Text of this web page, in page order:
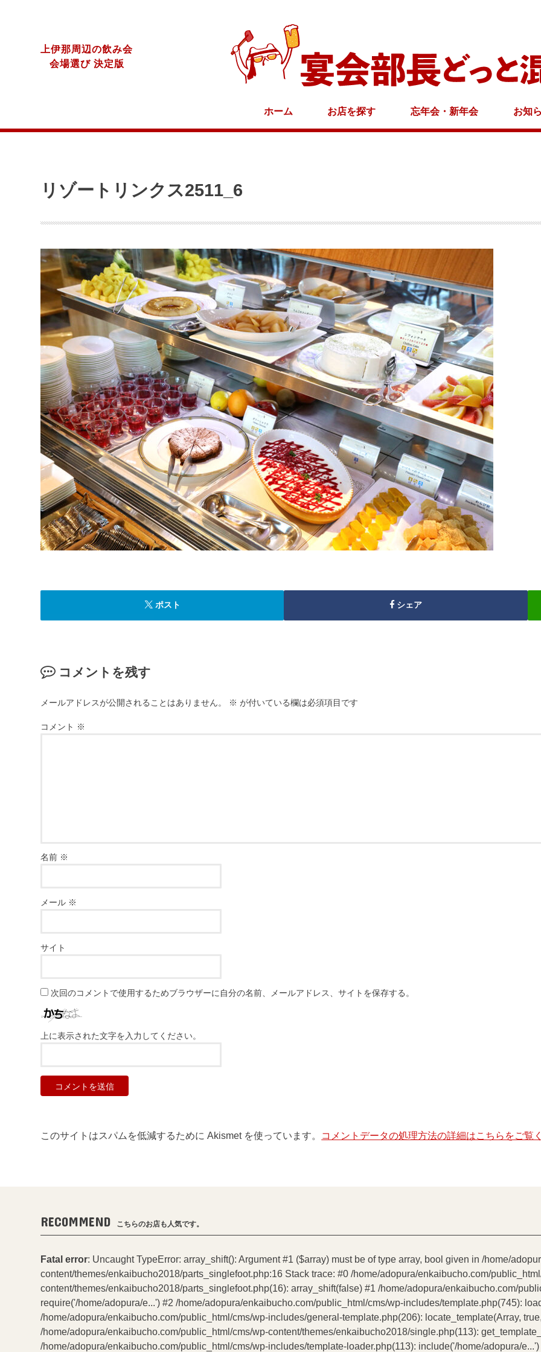
上伊那周辺の飲み会
会場選び 決定版
ホーム お店を探す 忘年会・新年会 お知
リゾートリンクス2511_6
ポスト シェア
コメントを残す
メールアドレスが公開されることはありません。 ※ が付いている欄は必須項目です
コメント ※
名前 ※
メール ※
サイト
次回のコメントで使用するためブラウザーに自分の名前、メールアドレス、サイトを保存する。
上に表示された文字を入力してください。
このサイトはスパムを低減するために Akismet を使っています。 コメントデータの処理方法の詳細はこちらをご覧
RECOMMEND こちらのお店も人気です。
Fatal error: Uncaught TypeError: array_shift(): Argument #1 ($array) must be of type array, bool given in /home/
content/themes/enkaibucho2018/parts_singlefoot.php:16 Stack trace: #0 /home/adopura/enkaibucho.com/
content/themes/enkaibucho2018/parts_singlefoot.php(16): array_shift(false) #1 /home/adopura/enkaibucho.com/
require('/home/adopura/e...') #2 /home/adopura/enkaibucho.com/public_html/cms/wp-includes/template.php(745):
/home/adopura/enkaibucho.com/public_html/cms/wp-includes/general-template.php(206): locate_template(Array,
/home/adopura/enkaibucho.com/public_html/cms/wp-content/themes/enkaibucho2018/single.php(113):
/home/adopura/enkaibucho.com/public_html/cms/wp-includes/template-loader.php(113): include('/home/adopura/